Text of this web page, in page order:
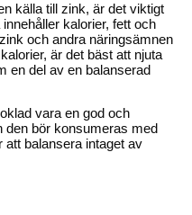
källa till zink, är det viktigt
kalorier, fett och
och andra näringsämnen
är det bäst att njuta
en del av en balanserad
vara en god och
den bör konsumeras med
balansera intaget av